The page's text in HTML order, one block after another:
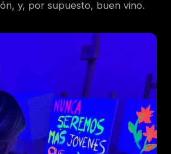
y, por supuesto, buen vino.